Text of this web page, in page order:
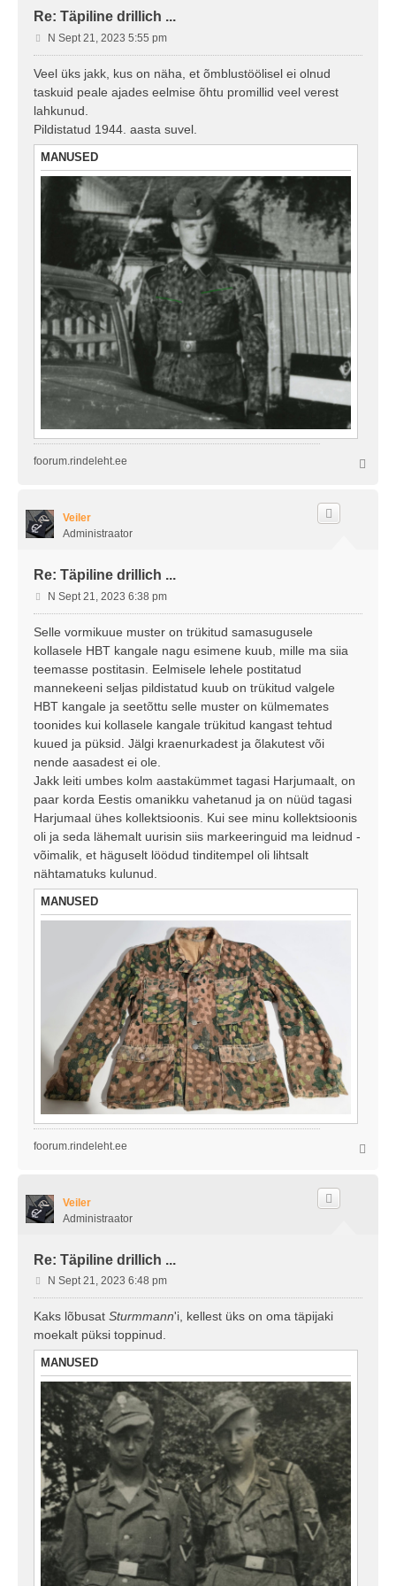
Re: Täpiline drillich ...
P
o
s
i
t
u
s
N Sept 21, 2023 5:55 pm
Veel üks jakk, kus on näha, et õmblustöölisel ei olnud
taskuid peale ajades eelmise õhtu promillid veel verest
lahkunud.
Pildistatud 1944. aasta suvel.
MANUSED
foorum.rindeleht.ee
Veiler
Administraator
Re: Täpiline drillich ...
P
o
s
t
u
s
N Sept 21, 2023 6:38 pm
Selle vormikuue muster on trükitud samasugusele
kollasele HBT kangale nagu esimene kuub, mille ma siia
teemasse postitasin. Eelmisele lehele postitatud
mannekeeni seljas pildistatud kuub on trükitud valgele
HBT kangale ja seetõttu selle muster on külmemates
toonides kui kollasele kangale trükitud kangast tehtud
kuued ja püksid. Jälgi kraenurkadest ja õlakutest või
nende aasadest ei ole.
Jakk leiti umbes kolm aastakümmet tagasi Harjumaalt, on
paar korda Eestis omanikku vahetanud ja on nüüd tagasi
Harjumaal ühes kollektsioonis. Kui see minu kollektsioonis
oli ja seda lähemalt uurisin siis markeeringuid ma leidnud -
võimalik, et häguselt löödud tinditempel oli lihtsalt
nähtamatuks kulunud.
MANUSED
foorum.rindeleht.ee
Veiler
Administraator
Re: Täpiline drillich ...
P
o
s
t
u
N Sept 21, 2023 6:48 pm
Kaks lõbusat Sturmmann'i, kellest üks on oma täpijaki
moekalt püksi toppinud.
MANUSED